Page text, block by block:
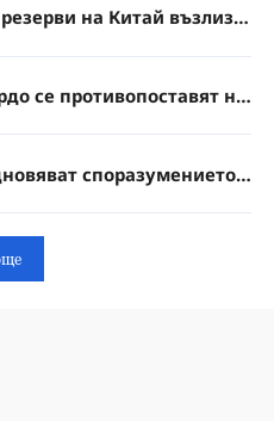
на Китай възлиза
се противопоставят на
споразумението